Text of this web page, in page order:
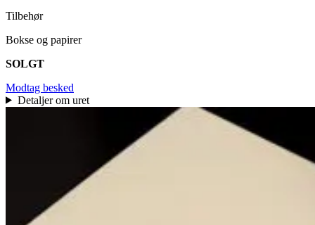
Tilbehør
Bokse og papirer
SOLGT
Modtag besked
Detaljer om uret